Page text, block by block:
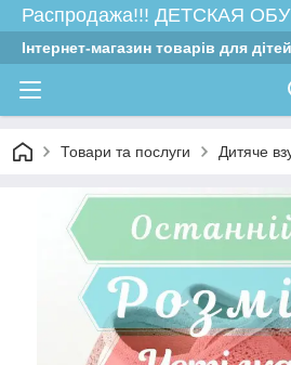
Распродажа!!! ДЕТСКАЯ
Інтернет-магазин товарів для
Товари та послуги Дитяче